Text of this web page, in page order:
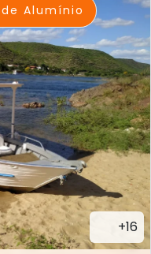
Alumínio
+16